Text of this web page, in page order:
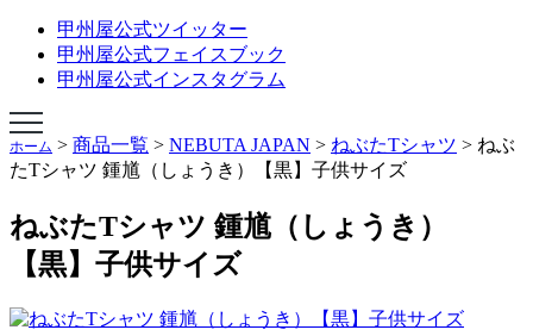
甲州屋公式ツイッター
甲州屋公式フェイスブック
甲州屋公式インスタグラム
ショップページ
ホーム > 商品一覧 > NEBUTA JAPAN > ねぶたTシャツ > ねぶ
たTシャツ 鍾馗（しょうき）【黒】子供サイズ
ねぶたTシャツ 鍾馗（しょうき）
【黒】子供サイズ